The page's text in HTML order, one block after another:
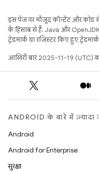
इस पेज पर मौजूद कॉन्टेंट और कोड
के हिसाब से हैं. Java और
ट्रेडमार्क या रजिस्टर किए हुए
आखिरी बार 2025-11-19 (UTC)
ANDROID के बारे में ज़्यादा
Android
Android for Enterprise
सुरक्षा